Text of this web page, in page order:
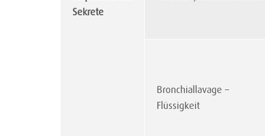
Sekrete
Bronchiallavage –
Flüssigkeit